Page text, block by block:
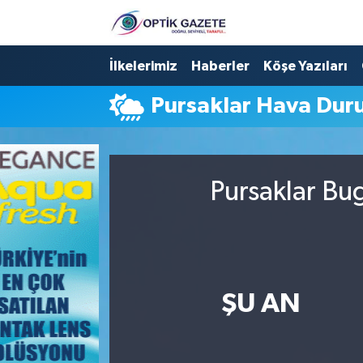
İlkelerimiz Haberler Köşe Yazıları
Pursaklar Hava
Pursaklar
ŞU AN
Nöbetçi Eczaneler
Hava Durumu
İstanbul Namaz Vakitleri
Trafik Durumu
Süper Lig Puan Durumu ve Fikstür
Tüm Manşetler
Son Dakika Haberleri
Haber Arşivi